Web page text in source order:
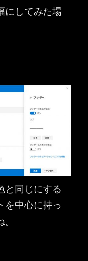
にしてみた場
と同じにする
を中心に持っ